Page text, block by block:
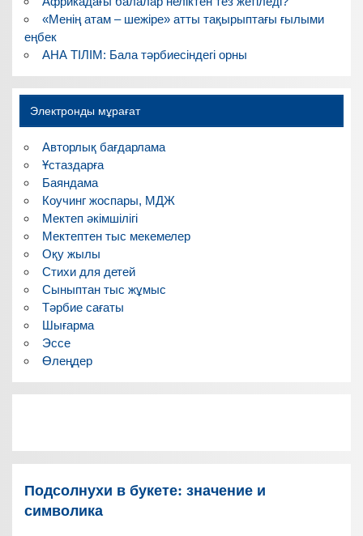
«Менің атам – шежіре» атты тақырыптағы ғылыми
еңбек
АНА ТІЛІМ: Бала тәрбиесіндегі орны
Электронды мұрағат
Авторлық бағдарлама
Ұстаздарға
Баяндама
Коучинг жоспары, МДЖ
Мектеп әкімшілігі
Мектептен тыс мекемелер
Оқу жылы
Стихи для детей
Сыныптан тыс жұмыс
Тәрбие сағаты
Шығарма
Эссе
Өлеңдер
Подсолнухи в букете: значение и
символика